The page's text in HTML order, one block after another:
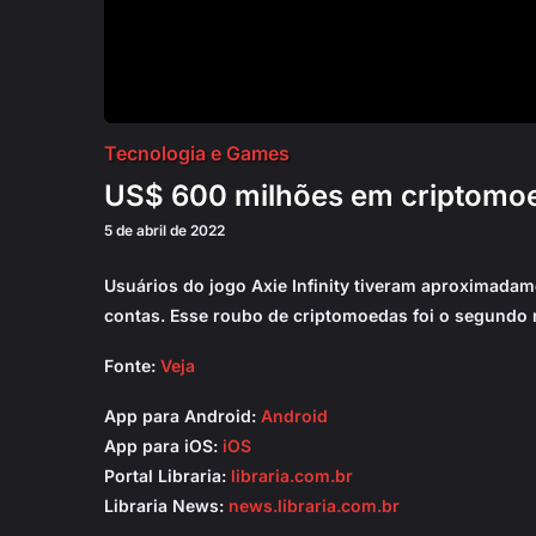
Tecnologia e Games
US$ 600 milhões em
5 de abril de 2022
Usuários do jogo Axie Infinity tiveram
contas. Esse roubo de criptomoedas foi o segundo
Fonte: Veja
App para Android: Android
App para iOS: iOS
Portal Libraria: libraria.com.br
Libraria News: news.libraria.com.br